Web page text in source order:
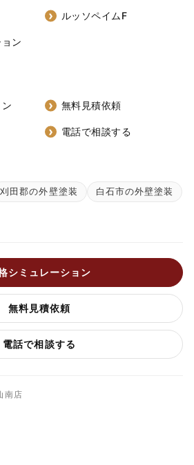
ルッソペイムF
ン
無料見積依頼
電話で相談する
刈田郡の外壁塗装
白石市の外壁塗装
シミュレーション
無料見積依頼
電話で相談する
店